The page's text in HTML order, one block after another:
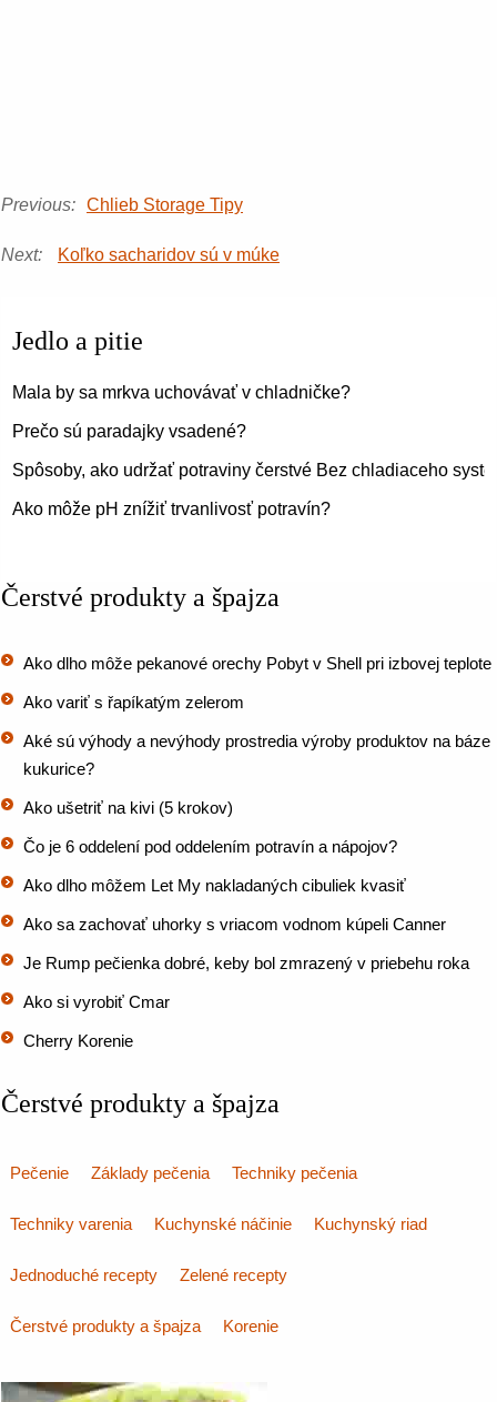
Previous: Chlieb Storage Tipy
Next: Koľko sacharidov sú v múke
Jedlo a pitie
Mala by sa mrkva uchovávať v chladničke?
Prečo sú paradajky vsadené?
Spôsoby, ako udržať potraviny čerstvé Bez chladiaceho
Ako môže pH znížiť trvanlivosť potravín?
Čerstvé produkty a špajza
Ako dlho môže pekanové orechy Pobyt v Shell pri izbovej teplote
Ako variť s řapíkatým zelerom
Aké sú výhody a nevýhody prostredia výroby produktov na báze
kukurice?
Ako ušetriť na kivi (5 krokov)
Čo je 6 oddelení pod oddelením potravín a nápojov?
Ako dlho môžem Let My nakladaných cibuliek kvasiť
Ako sa zachovať uhorky s vriacom vodnom kúpeli Canner
Je Rump pečienka dobré, keby bol zmrazený v priebehu roka
Ako si vyrobiť Cmar
Cherry Korenie
Čerstvé produkty a špajza
Pečenie Základy pečenia Techniky pečenia
Techniky varenia Kuchynské náčinie Kuchynský riad
Jednoduché recepty Zelené recepty
Čerstvé produkty a špajza Korenie